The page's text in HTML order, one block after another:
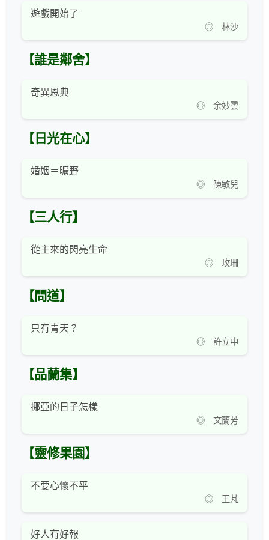
遊戲開始了
◎ 林沙
【誰是鄰舍】
奇異恩典
◎ 余妙雲
【日光在心】
婚姻＝曠野
◎ 陳敏兒
【三人行】
從主來的閃亮生命
◎ 玫珊
【問道】
只有青天？
◎ 許立中
【品蘭集】
挪亞的日子怎樣
◎ 文蘭芳
【靈修果園】
不要心懷不平
◎ 王芃
好人有好報